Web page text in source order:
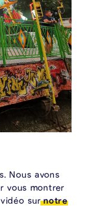
Nous avons
vous montrer
surnotre